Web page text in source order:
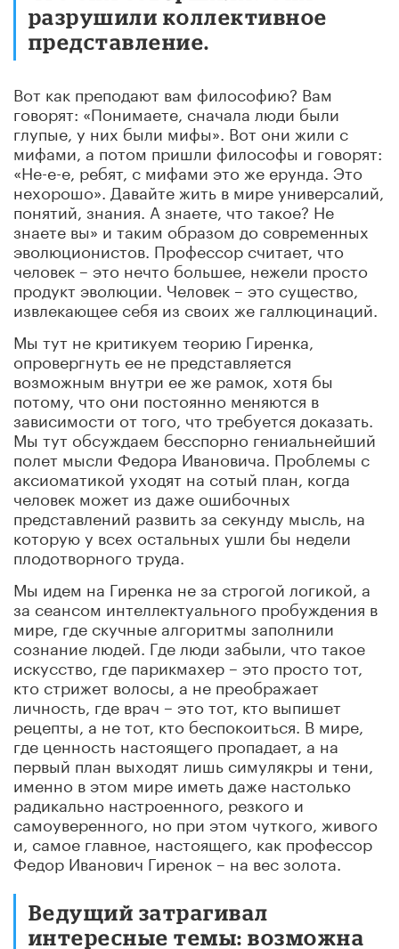
разрушили коллективное
представление.
Вот как преподают вам философию? Вам
говорят: «Понимаете, сначала люди были
глупые, у них были мифы». Вот они жили с
мифами, а потом пришли философы и говорят:
«Не-е-е, ребят, с мифами это же ерунда. Это
нехорошо». Давайте жить в мире универсалий,
понятий, знания. А знаете, что такое? Не
знаете вы» и таким образом до современных
эволюционистов. Профессор считает, что
человек – это нечто большее, нежели просто
продукт эволюции. Человек – это существо,
извлекающее себя из своих же галлюцинаций.
Мы тут не критикуем теорию Гиренка,
опровергнуть ее не представляется
возможным внутри ее же рамок, хотя бы
потому что они постоянно меняются в
зависимости от того, что требуется доказать.
Мы тут обсуждаем бесспорно гениальнейший
полет мысли Федора Ивановича. Проблемы с
аксиоматикой уходят на сотый план, когда
человек может из даже ошибочных
представлений развить за секунду мысль, на
которую у всех остальных ушли бы недели
плодотворного труда.
Мы идем на Гиренка не за строгой логикой, а
за сеансом интеллектуального пробуждения в
мире, где скучные алгоритмы заполнили
сознание людей. Где люди забыли, что такое
искусство, где парикмахер – это просто тот,
кто стрижет волосы, а не преображает
личность, где врач – это тот, кто выпишет
рецепты, а не тот, кто беспокоиться. В мире,
где ценность настоящего пропадает, а на
первый план выходят лишь симулякры и тени,
именно в этом мире иметь даже настолько
радикально настроенного, резкого и
самоуверенного, но при этом чуткого, живого
и, самое главное, настоящего, как профессор
Федор Иванович Гиренок – на вес золота.
Ведущий затрагивал
интересные темы: возможна